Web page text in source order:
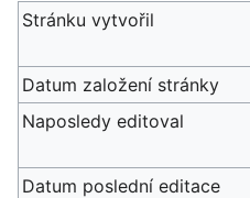
Stránku vytvořil
Datum založení stránky
Naposledy editoval
Datum poslední editace